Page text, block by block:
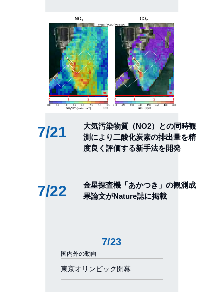
7/21
大気汚染物質（NO2）との同時観
測により⼆酸化炭素の排出量を精
度良く評価する新⼿法を開発
7/22
金星探査機「あかつき」の観測成
果論文がNature誌に掲載
7/23
国内外の動向
東京オリンピック開幕